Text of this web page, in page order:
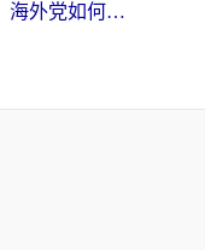
雷神手游和六毫秒哪个好？海外党如何真正解锁国内资源